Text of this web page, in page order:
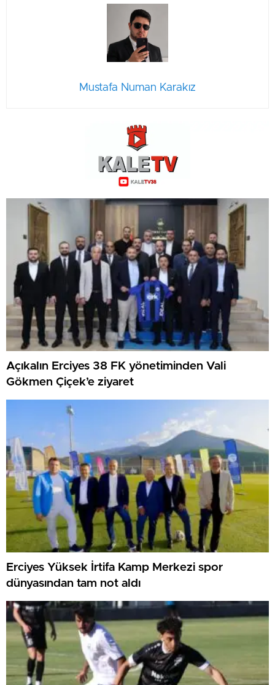
Mustafa Numan Karakız
Açıkalın Erciyes 38 FK yönetiminden Vali
Gökmen Çiçek’e ziyaret
Erciyes Yüksek İrtifa Kamp Merkezi spor
dünyasından tam not aldı